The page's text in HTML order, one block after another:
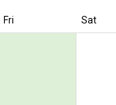
deal
Fri Sat